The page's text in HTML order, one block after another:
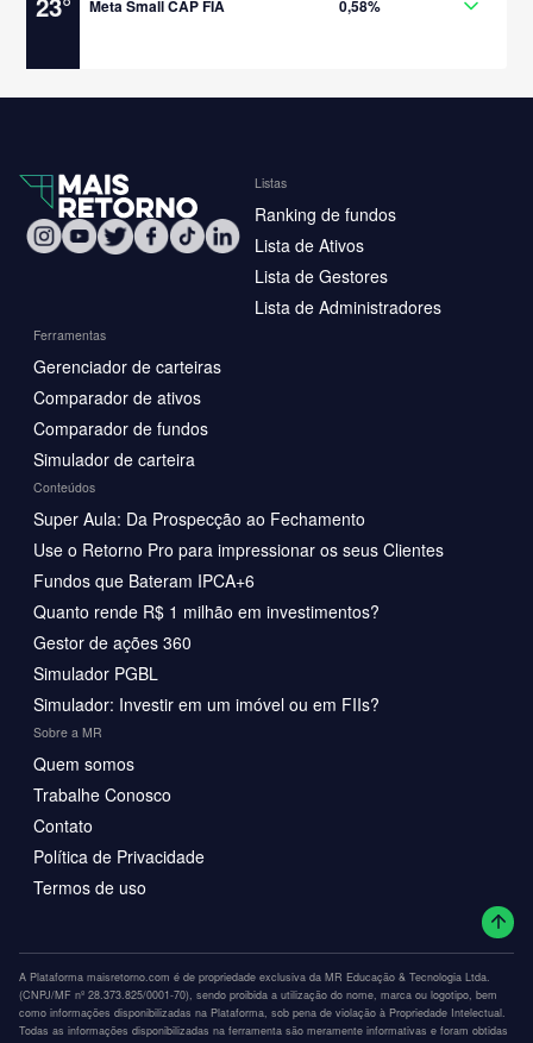
Meta Small CAP FIA 0,58%
Listas
Ranking de fundos
Lista de Ativos
Lista de Gestores
Lista de Administradores
Ferramentas
Gerenciador de carteiras
Comparador de ativos
Comparador de fundos
Simulador de carteira
Conteúdos
Super Aula: Da Prospecção ao Fechamento
Use o Retorno Pro para impressionar os seus Clientes
Fundos que Bateram IPCA+6
Quanto rende R$ 1 milhão em investimentos?
Gestor de ações 360
Simulador PGBL
Simulador: Investir em um imóvel ou em FIIs?
Sobre a MR
Quem somos
Trabalhe Conosco
Contato
Política de Privacidade
Termos de uso
A Plataforma maisretorno.com é de propriedade exclusiva da MR Educação & Tecnologia Ltda.
(CNPJ/MF nº 28.373.825/0001-70), sendo proibida a utilização do nome, marca ou logotipo, bem
como informações disponibilizadas na Plataforma, sob pena de violação à Propriedade Intelectual.
Todas as informações disponibilizadas na ferramenta são meramente informativas e foram obtidas